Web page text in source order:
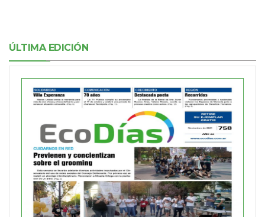
ÚLTIMA EDICIÓN